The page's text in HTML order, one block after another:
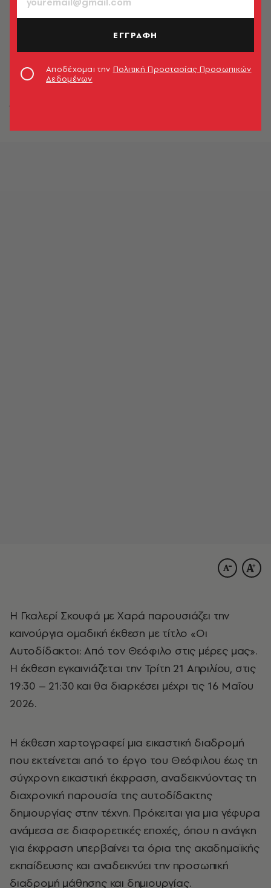
Η Γκαλερί Σκουφά με Χαρά παρουσιάζει την
καινούργια ομαδική έκθεση με τίτλο «Οι
Αυτοδίδακτοι: Από τον Θεόφιλο στις μέρες μας».
Η έκθεση εγκαινιάζεται την Τρίτη 21 Απριλίου, στις
19:30 – 21:30 και θα διαρκέσει μέχρι τις 16 Μαΐου
2026.
Η έκθεση χαρτογραφεί μια εικαστική διαδρομή
που εκτείνεται από το έργο του Θεόφιλου έως τη
σύγχρονη εικαστική έκφραση, αναδεικνύοντας τη
διαχρονική παρουσία της αυτοδίδακτης
δημιουργίας στην τέχνη. Πρόκειται για μια γέφυρα
ανάμεσα σε διαφορετικές εποχές, όπου η ανάγκη
για έκφραση υπερβαίνει τα όρια της ακαδημαϊκής
εκπαίδευσης και αναδεικνύει την προσωπική
διαδρομή μάθησης και δημιουργίας.
ΕΓΓΡΑΦΗ
Αποδέχομαι την Πολιτική Προστασίας Προσωπικών
Δεδομένων